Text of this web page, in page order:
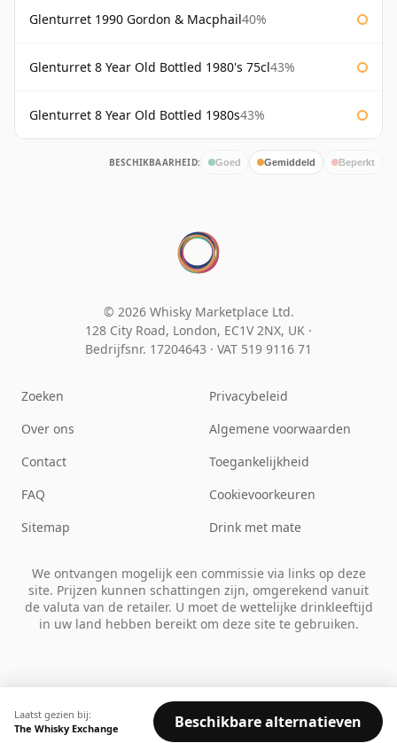
Glenturret 1990 Gordon & Macphail40%
Glenturret 8 Year Old Bottled 1980's 75cl43%
Glenturret 8 Year Old Bottled 1980s43%
BESCHIKBAARHEID: Goed Gemiddeld Beperkt
Laatst gezien bij:
The Whisky Exchange
Beschikbare alternatieven
© 2026 Whisky Marketplace Ltd.
128 City Road, London, EC1V 2NX, UK ·
Bedrijfsnr. 17204643 · VAT 519 9116 71
Zoeken
Over ons
Contact
FAQ
Sitemap
Privacybeleid
Algemene voorwaarden
Toegankelijkheid
Cookievoorkeuren
Drink met mate
We ontvangen mogelijk een commissie via links op deze
site. Prijzen kunnen schattingen zijn, omgerekend vanuit
de valuta van de retailer. U moet de wettelijke drinkleeftijd
in uw land hebben bereikt om deze site te gebruiken.